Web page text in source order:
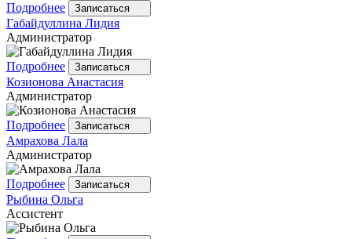
Подробнее Записаться
Габайдуллина Лидия
Администратор
Подробнее Записаться
Козионова Анастасия
Администратор
Подробнее Записаться
Амрахова Лала
Администратор
Подробнее Записаться
Рыбина Ольга
Ассистент